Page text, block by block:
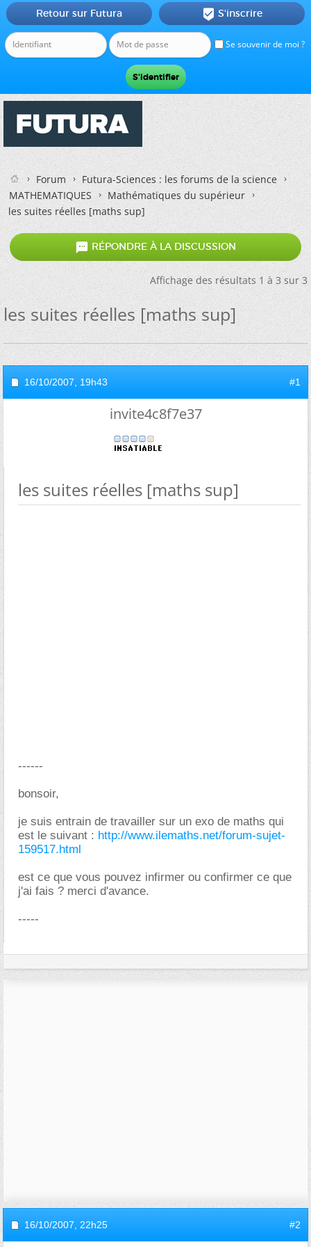
Se souvenir de moi ?
Retour sur Futura  S'inscrire
Forum
Futura-Sciences : les forums de la science
MATHEMATIQUES
Mathématiques du supérieur
les suites réelles [maths sup]
 RÉPONDRE À LA DISCUSSION
Affichage des résultats 1 à 3 sur 3
les suites réelles [maths sup]
16/10/2007, 19h43 #1
invite4c8f7e37
les suites réelles [maths sup]
------
bonsoir,
je suis entrain de travailler sur un exo de maths qui
est le suivant : http://www.ilemaths.net/forum-sujet-
159517.html
est ce que vous pouvez infirmer ou confirmer ce que
j'ai fais ? merci d'avance.
-----
16/10/2007, 22h25 #2